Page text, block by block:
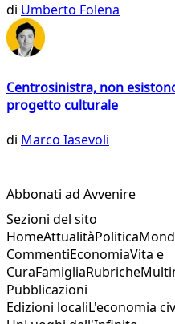
di Umberto Folena
Centrosinistra, non
progetto culturale
di Marco Iasevoli
Abbonati ad Avvenire
Sezioni del sito
HomeAttualitàPolitica
CommentiEconomiaVita e
CuraFamigliaRubriche
Pubblicazioni
Edizioni localiL'economia